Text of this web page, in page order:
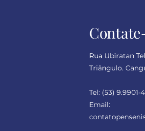
Rua Ubiratan
Triângulo.
Tel: (53) 9.9901-
Email: